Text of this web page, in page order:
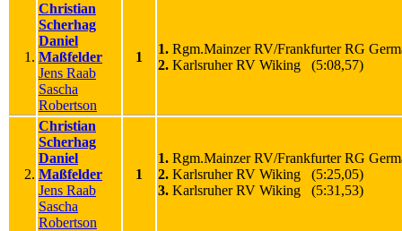
1.
Christian
Scherhag
Daniel
Maßfelder
Jens Raab
Sascha
Robertson
1
1. Rgm.Mainzer RV/Frankfurter RG
2. Karlsruher RV Wiking (5:08,57)
2.
Christian
Scherhag
Daniel
Maßfelder
Jens Raab
Sascha
Robertson
1
1. Rgm.Mainzer RV/Frankfurter RG
2. Karlsruher RV Wiking (5:25,05)
3. Karlsruher RV Wiking (5:31,53)